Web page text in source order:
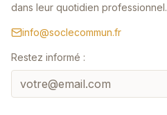
dans leur quotidien professionnel.
info@soclecommun.fr
Restez informé :